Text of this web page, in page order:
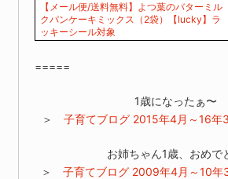
【メール便/送料無料】よつ葉のバターミル
クパンケーキミックス（2袋）【lucky】ラ
ッキーシール対象
=====
1歳になったぁ〜
＞子育てブログ 2015年4月～16年
お姉ちゃん1歳、おめで
＞子育てブログ 2009年4月～10年